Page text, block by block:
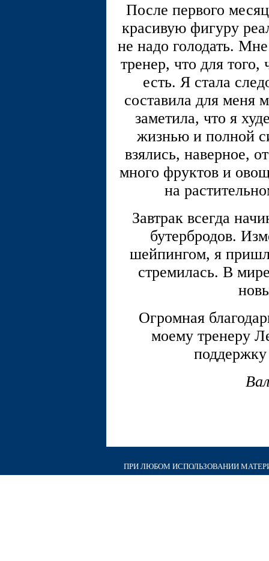
После первого
красивую фигуру
не надо голодать.
тренер, что для того,
есть. Я стала
составила для меня
заметила, что я
жизнью и полной
взялись, наверное,
много фруктов и
на
Завтрак всегда
бутербродов.
шейпингом, я
стремилась. В
Огромная
моему тренеру
ПРИ ЛЮБОМ ИСПОЛЬЗОВАНИИ